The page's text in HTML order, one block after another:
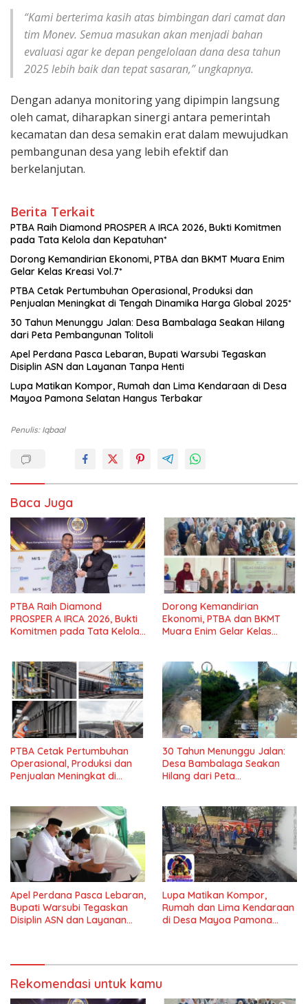
“Kami berterima kasih atas bimbingan dari camat dan
tim Monev. Semua masukan akan menjadi bahan
evaluasi agar ke depan pengelolaan dana desa tahun
2025 lebih baik dan tepat sasaran,” ungkapnya.
Dengan adanya monitoring yang dipimpin langsung
oleh camat, diharapkan sinergi antara pemerintah
kecamatan dan desa semakin erat dalam mewujudkan
pembangunan desa yang lebih efektif dan
berkelanjutan.
Berita Terkait
PTBA Raih Diamond PROSPER A IRCA 2026, Bukti Komitmen
pada Tata Kelola dan Kepatuhan*
Dorong Kemandirian Ekonomi, PTBA dan BKMT Muara Enim
Gelar Kelas Kreasi Vol.7*
PTBA Cetak Pertumbuhan Operasional, Produksi dan
Penjualan Meningkat di Tengah Dinamika Harga Global 2025*
30 Tahun Menunggu Jalan: Desa Bambalaga Seakan Hilang
dari Peta Pembangunan Tolitoli
Apel Perdana Pasca Lebaran, Bupati Warsubi Tegaskan
Disiplin ASN dan Layanan Tanpa Henti
Lupa Matikan Kompor, Rumah dan Lima Kendaraan di Desa
Mayoa Pamona Selatan Hangus Terbakar
Penulis: Iqbaal
Baca Juga
PTBA Raih Diamond
PROSPER A IRCA 2026, Bukti
Komitmen pada Tata Kelola
Dorong Kemandirian
Ekonomi, PTBA dan BKMT
Muara Enim Gelar Kelas
PTBA Cetak Pertumbuhan
Operasional, Produksi dan
Penjualan Meningkat di
30 Tahun Menunggu Jalan:
Desa Bambalaga Seakan
Hilang dari Peta
Apel Perdana Pasca Lebaran,
Bupati Warsubi Tegaskan
Disiplin ASN dan Layanan
Lupa Matikan Kompor,
Rumah dan Lima Kendaraan
di Desa Mayoa Pamona
Rekomendasi untuk kamu